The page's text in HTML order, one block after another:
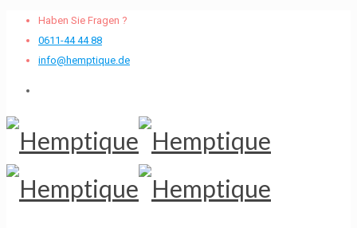
Haben Sie Fragen ?
0611-44 44 88
info@hemptique.de